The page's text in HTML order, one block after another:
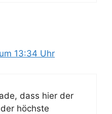
13:34 Uhr
dass hier der
höchste